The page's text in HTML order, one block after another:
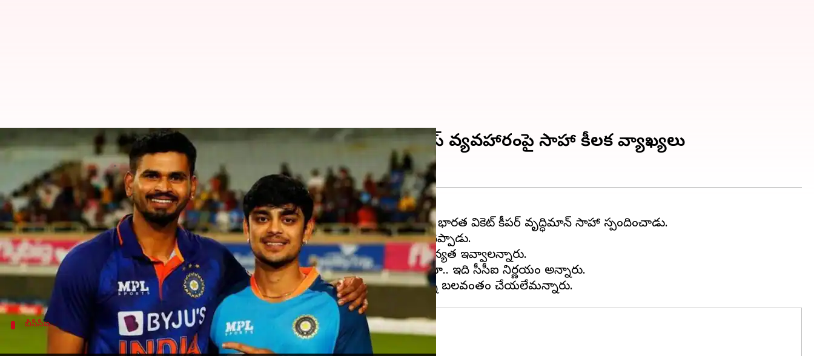
Ishan-Shreyas: 'ఎవరినీ బలవంతం చేయలేరు'.. ఇషాన్-శ్రేయాస్‌ వ్యవహారంపై సాహా కీలక వ్యాఖ్యలు
Stalin Mar 01, 2024 12:22 pm
ఈ వార్తాకథనం ఏంటి
బీసీసీఐసెంట్రల్ కాంట్రాక్ట్ నుంచి శ్రేయాస్ అయ్యర్, ఇషాన్ కిషన్‌లను బుధవారం తొలగించడంపై భారత వికెట్ కీపర్ వృద్ధిమాన్ సాహా స్పందించాడు.
ఒక ఆటగాడు దేశవాళీ క్రికెట్‌లో ఆడకూడదనుకుంటే బలవంతంగా ఏమీ చేయలేమని సాహా చెప్పాడు.
మంచి ఆటగాడిగా ఎదగడానికి దేశవాళీ క్రికెట్‌నే ఆధారమని, ప్రతి ఒక్కరూ దానికి తగిన ప్రాధాన్యత ఇవ్వాలన్నారు.
వార్షిక కాంట్రాక్టుల నుంచిశ్రేయస్ అయ్యర్,ఇషాన్ కిషన్‌ను తొలగించడం గురించి మాట్లాడుతూ.. ఇది బీసీసీఐ నిర్ణయం అన్నారు.
బీసీసీఐ
అన్ని మ్యాచ్‌లు అడాలి: సాహా